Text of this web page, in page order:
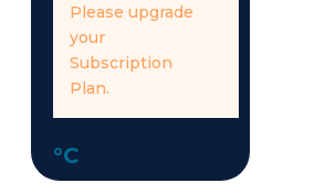
Please upgrade
your
Subscription
Plan.
°C